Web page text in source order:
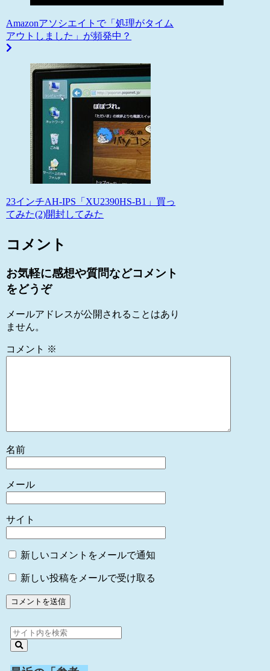
Amazonアソシエイトで「処理がタイム
アウトしました」が頻発中？
23インチAH-IPS「XU2390HS-B1」買っ
てみた(2)開封してみた
コメント
お気軽に感想や質問などコメント
をどうぞ
メールアドレスが公開されることはあり
ません。
コメント ※
名前
メール
サイト
新しいコメントをメールで通知
新しい投稿をメールで受け取る